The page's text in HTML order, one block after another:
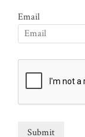
Email